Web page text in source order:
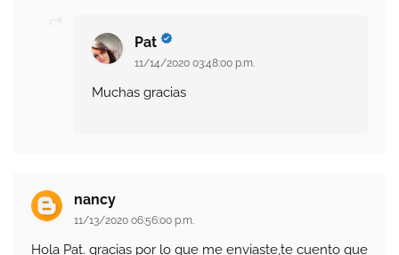
Pat
11/14/2020 03:48:00 p.m.
Muchas gracias
nancy
11/13/2020 06:56:00 p.m.
Hola Pat. gracias por lo que me enviaste,te cuento que